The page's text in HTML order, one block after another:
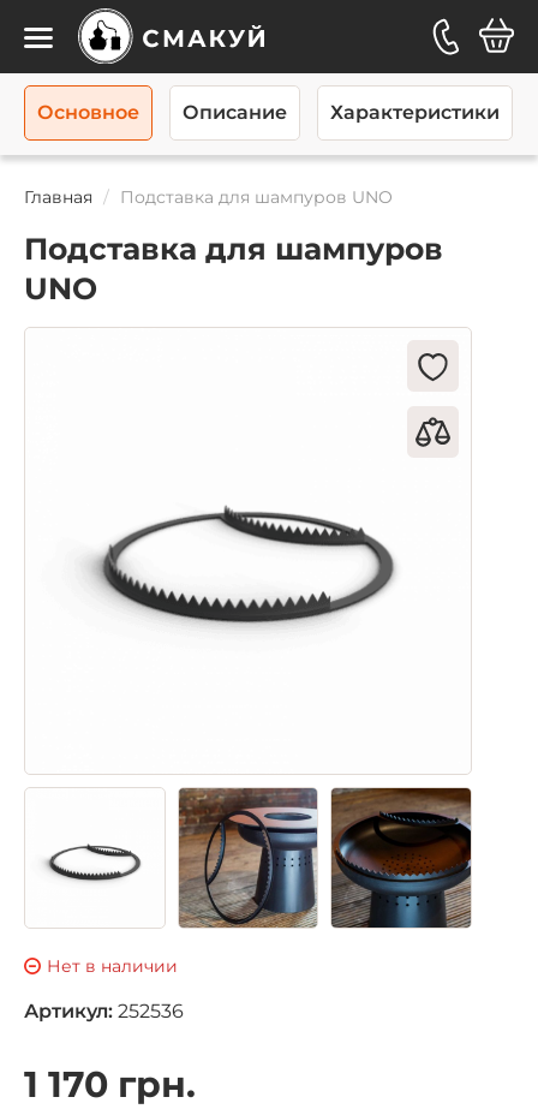
Каталог
Главная Подставка для шампуров UNO
Подставка для шампуров
UNO
Нет в наличии
Артикул: 252536
1 170 грн.
Основное Описание Характеристики